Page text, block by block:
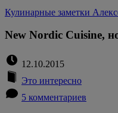
Кулинарные заметки
New Nordic Cuisine,
12.10.2015
Это интересно
5 комментариев